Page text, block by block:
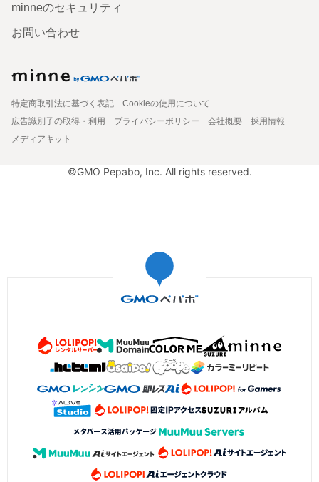
minneのセキュリティ
お問い合わせ
特定商取引法に基づく表記
Cookieの使用について
広告識別子の取得・利用
プライバシーポリシー 会社概要
採用情報
メディアキット
©GMO Pepabo, Inc. All rights reserved.